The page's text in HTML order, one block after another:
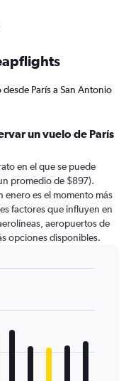
París a San Antonio
un vuelo de París
en el que se puede
promedio de $897).
enero es el momento más
factores que influyen en
aeropuertos de
opciones disponibles.